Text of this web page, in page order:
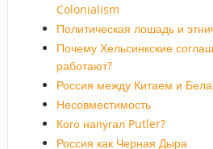
Colonialism
Политическая лошадь и
Почему Хельсинкские
работают?
Россия между Китаем и
Несовместимость
Кого напугал Putler?
Россия как Черная Дыра